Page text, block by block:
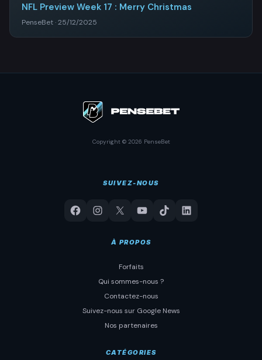
NFL Preview Week 17 : Merry Christmas
PenseBet · 25/12/2025
Copyright © 2026 PenseBet
SUIVEZ-NOUS
À PROPOS
Forfaits
Qui sommes-nous ?
Contactez-nous
Suivez-nous sur Google News
Nos partenaires
CATÉGORIES